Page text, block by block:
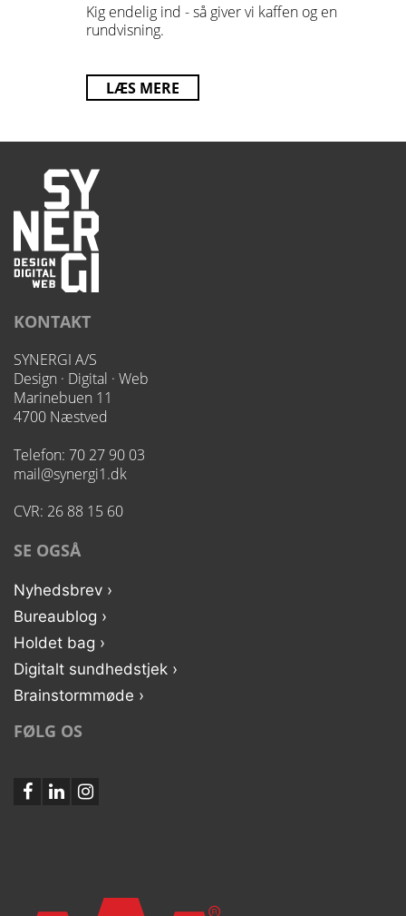
Kig endelig ind - så giver vi kaffen og en
rundvisning.
LÆS MERE
KONTAKT
SYNERGI A/S
Design · Digital · Web
Marinebuen 11
4700 Næstved
Telefon: 70 27 90 03
mail@synergi1.dk
CVR: 26 88 15 60
SE OGSÅ
Nyhedsbrev ›
Bureaublog ›
Holdet bag ›
Digitalt sundhedstjek ›
Brainstormmøde ›
FØLG OS